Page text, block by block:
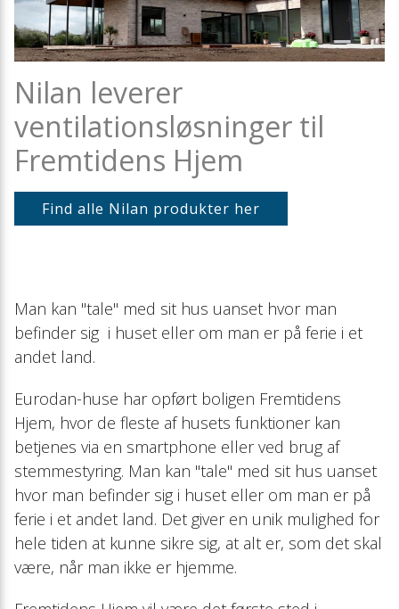
Reinraumgeräte
Zubehör
Extra
Luftverteilung
Halterung
Sockelrahmen
Lösungen
Effiziente Energierenovierung
Schulungen
Servicepartner werden?
Meilensteine
Mitgliedschaften
Messen
Presse
Nilan leverer
ventilationsløsninger til
Fremtidens Hjem
Find alle Nilan produkter her
Man kan "tale" med sit hus uanset hvor man
befinder sig i huset eller om man er på ferie i et
andet land.
Eurodan-huse har opført boligen Fremtidens
Hjem, hvor de fleste af husets funktioner kan
betjenes via en smartphone eller ved brug af
stemmestyring. Man kan "tale" med sit hus uanset
hvor man befinder sig i huset eller om man er på
ferie i et andet land. Det giver en unik mulighed for
hele tiden at kunne sikre sig, at alt er, som det skal
være, når man ikke er hjemme.